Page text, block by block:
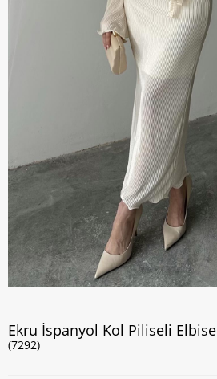
Ekru İspanyol Kol Piliseli Elbise
(7292)